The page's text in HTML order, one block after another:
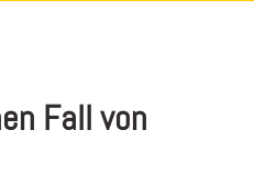
Fall von